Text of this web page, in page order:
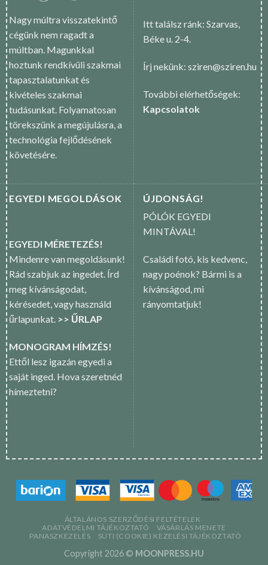
Nagy múltra visszatekintő
cégünk nem ragadt a
múltban. Magunkkal
hoztunk rendkívüli szakmai
tapasztalatunkat és
kivételes szakmai
tudásunkat. Folyamatosan
törekszünk a megújulásra, a
technológia fejlődésének
követésére.
Itt találsz ránk: Szarvas,
Béke u. 2-4.
Írj nekünk: sziren@sziren.hu
További elérhetőségek:
Kapcsolatok
EGYEDI MEGOLDÁSOK
EGYEDI MÉRETEZÉS!
Mindenre van megoldásunk!
Rád szabjuk az ingedet. Írd
meg kívánságodat,
kérésedet, vagy használd
űrlapunkat. >> ŰRLAP
MONOGRAM HÍMZÉS!
Ettől lesz igazán egyedi a
saját inged. Hova szeretnéd
hímeztetni?
ÚJDONSÁG!
PÓLÓK EGYEDI
MINTÁVAL!
Családi fotó, kis kedvenc,
nagy poénok? Bármi is a
kívánságod, mi
rányomtatjuk!
ÁLTALÁNOS SZERZŐDÉSI FELTÉTELEK
ADATVÉDELMI TÁJÉKOZTATÓ
VÁSÁRLÁS MENETE
PANASZKEZELÉS
SÜTI (COOKIE) KEZELÉSI TÁJÉKOZTATÓ
Copyright 2026 © MOONPRESS.HU